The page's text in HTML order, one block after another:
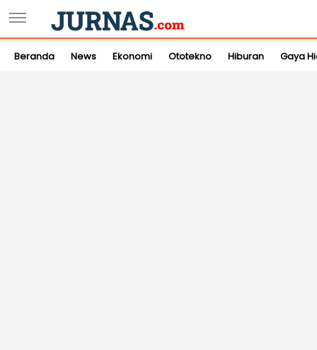
Beranda News Ekonomi Ototekno Hiburan Gaya